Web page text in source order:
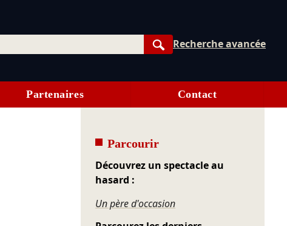
Rechercher
Recherche avancée
Partenaires Contact
Parcourir
Découvrez un spectacle au
hasard :
Un père d'occasion